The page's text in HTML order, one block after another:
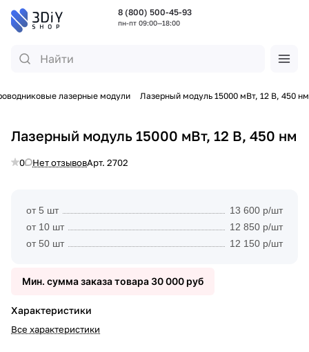
8 (800) 500-45-93
пн-пт 09:00—18:00
лазерные модули Лазерный модуль 15000 мВт, 12 В, 450 нм
Лазерный модуль 15000 мВт, 12 В, 450 нм
0 Нет отзывовАрт. 2702
от 5 шт
13 600 р/шт
от 10 шт
12 850 р/шт
от 50 шт
12 150 р/шт
Мин. сумма заказа товара 30 000 руб
Характеристики
Все характеристики